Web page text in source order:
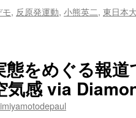
, 反原発運動, 小熊英二, 東日本
態をめぐる報
気感 via